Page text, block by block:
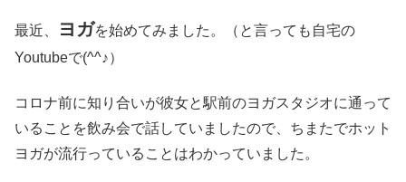
最近、 ヨガを始めてみました。（と言っても自宅の
Youtubeで(^^♪）
コロナ前に知り合いが彼女と駅前のヨガスタジオに通って
いることを飲み会で話していましたので、ちまたでホット
ヨガが流行っていることはわかっていました。